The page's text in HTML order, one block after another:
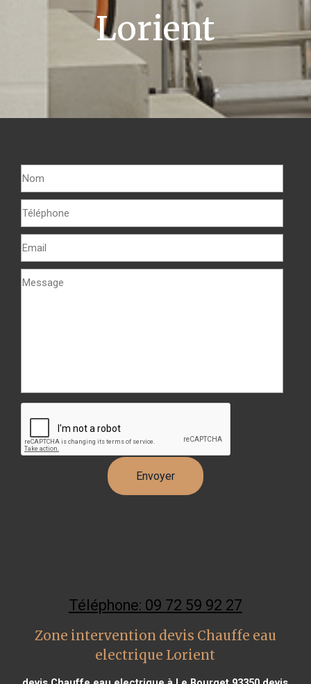
Lorient
Téléphone: 09 72 59 92 27
Zone intervention devis Chauffe eau
electrique Lorient